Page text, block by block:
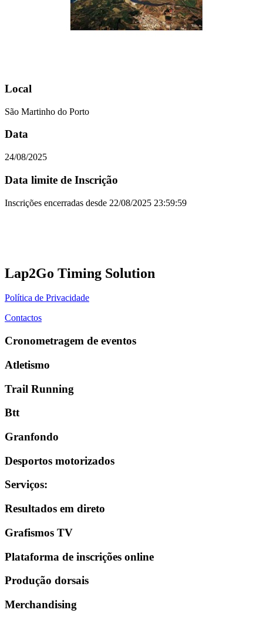
Local
São Martinho do Porto
Data
24/08/2025
Data limite de Inscrição
Inscrições encerradas desde 22/08/2025 23:59:59
Lap2Go Timing Solution
Política de Privacidade
Contactos
Cronometragem de eventos
Atletismo
Trail Running
Btt
Granfondo
Desportos motorizados
Serviços:
Resultados em direto
Grafismos TV
Plataforma de inscrições online
Produção dorsais
Merchandising